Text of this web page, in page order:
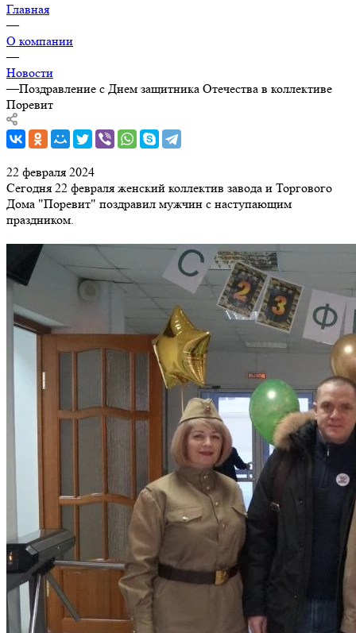
Главная
—
О компании
—
Новости
—Поздравление с Днем защитника Отечества в коллективе
Поревит
22 февраля 2024
Сегодня 22 февраля женский коллектив завода и Торгового
Дома "Поревит" поздравил мужчин с наступающим
праздником.